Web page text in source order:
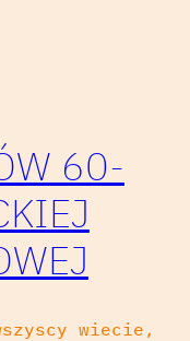
60-
wiecie,